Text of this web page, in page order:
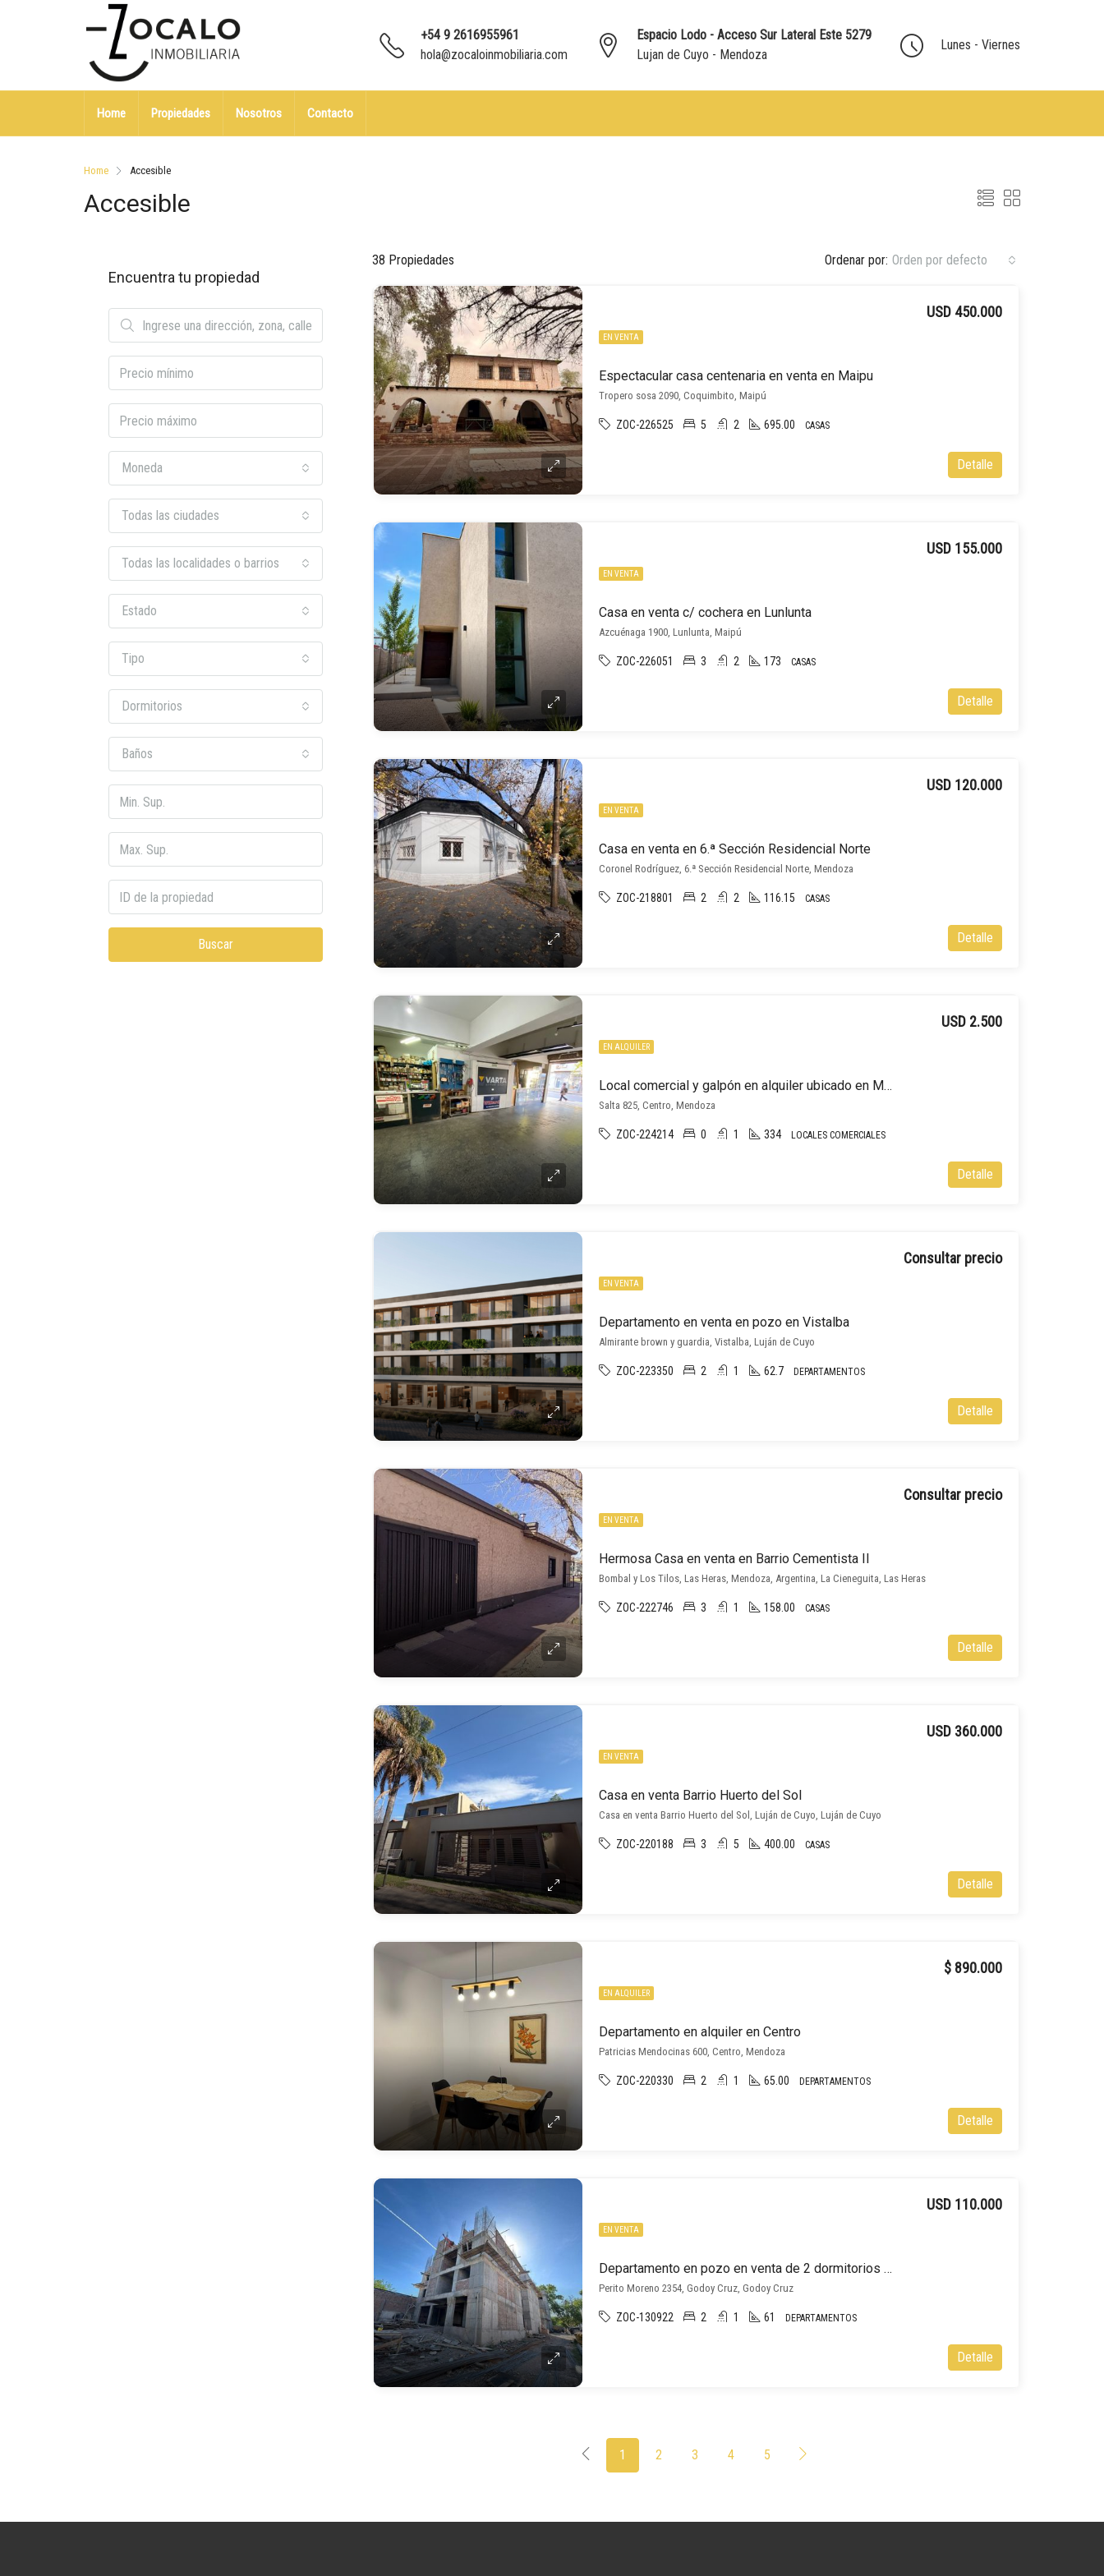
+54 9 2616955961
hola@zocaloinmobiliaria.com
Espacio Lodo - Acceso Sur Lateral Este 5279
Lujan de Cuyo - Mendoza
Lunes - Viernes
Home Propiedades Nosotros Contacto
Home Accesible
Accesible
38 Propiedades Ordenar por: Orden por defecto
EN VENTA
Espectacular casa centenaria en venta en Maipu
USD 450.000
Tropero sosa 2090, Coquimbito, Maipú
ZOC-226525 5 2 695.00 CASAS
Detalle
EN VENTA
Casa en venta c/ cochera en Lunlunta
USD 155.000
Azcuénaga 1900, Lunlunta, Maipú
ZOC-226051 3 2 173 CASAS
Detalle
EN VENTA
Casa en venta en 6.ª Sección Residencial Norte
USD 120.000
Coronel Rodríguez, 6.ª Sección Residencial Norte, Mendoza
ZOC-218801 2 2 116.15 CASAS
Detalle
EN ALQUILER
Local comercial y galpón en alquiler ubicado en Microcentro
USD 2.500
Salta 825, Centro, Mendoza
ZOC-224214 0 1 334 LOCALES COMERCIALES
Detalle
EN VENTA
Departamento en venta en pozo en Vistalba
Consultar precio
Almirante brown y guardia, Vistalba, Luján de Cuyo
ZOC-223350 2 1 62.7 DEPARTAMENTOS
Detalle
EN VENTA
Hermosa Casa en venta en Barrio Cementista II
Consultar precio
Bombal y Los Tilos, Las Heras, Mendoza, Argentina, La Cieneguita, Las Heras
ZOC-222746 3 1 158.00 CASAS
Detalle
EN VENTA
Casa en venta Barrio Huerto del Sol
USD 360.000
Casa en venta Barrio Huerto del Sol, Luján de Cuyo, Luján de Cuyo
ZOC-220188 3 5 400.00 CASAS
Detalle
EN ALQUILER
Departamento en alquiler en Centro
$ 890.000
Patricias Mendocinas 600, Centro, Mendoza
ZOC-220330 2 1 65.00 DEPARTAMENTOS
Detalle
EN VENTA
Departamento en pozo en venta de 2 dormitorios en Godoy Cruz
USD 110.000
Perito Moreno 2354, Godoy Cruz, Godoy Cruz
ZOC-130922 2 1 61 DEPARTAMENTOS
Detalle
1 2 3 4 5
Encuentra tu propiedad
Moneda
Todas las ciudades
Todas las localidades o barrios
Estado
Tipo
Dormitorios
Baños
Buscar